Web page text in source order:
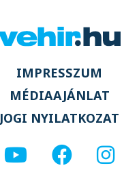
IMPRESSZUM
MÉDIAAJÁNLAT
JOGI NYILATKOZAT